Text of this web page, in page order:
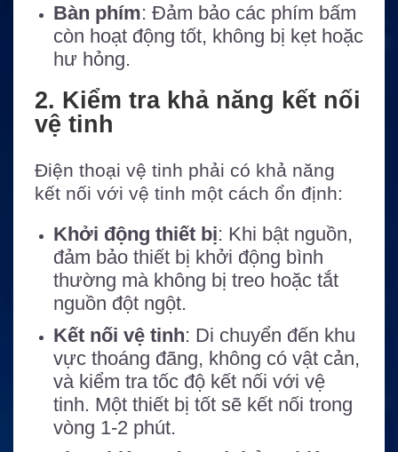
Bàn phím: Đảm bảo các phím bấm
còn hoạt động tốt, không bị kẹt hoặc
hư hỏng.
2. Kiểm tra khả năng kết nối
vệ tinh
Điện thoại vệ tinh phải có khả năng
kết nối với vệ tinh một cách ổn định:
Khởi động thiết bị: Khi bật nguồn,
đảm bảo thiết bị khởi động bình
thường mà không bị treo hoặc tắt
nguồn đột ngột.
Kết nối vệ tinh: Di chuyển đến khu
vực thoáng đãng, không có vật cản,
và kiểm tra tốc độ kết nối với vệ
tinh. Một thiết bị tốt sẽ kết nối trong
vòng 1-2 phút.